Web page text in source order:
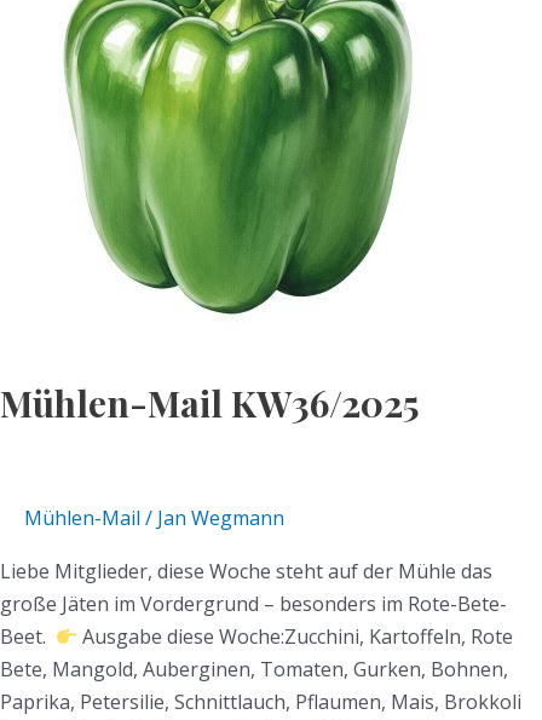
Mühlen-Mail KW36/2025
Mühlen-Mail / Jan Wegmann
Liebe Mitglieder, diese Woche steht auf der Mühle das
große Jäten im Vordergrund – besonders im Rote-Bete-
Beet.
Ausgabe diese Woche:Zucchini, Kartoffeln, Rote
Bete, Mangold, Auberginen, Tomaten, Gurken, Bohnen,
Paprika, Petersilie, Schnittlauch, Pflaumen, Mais, Brokkoli